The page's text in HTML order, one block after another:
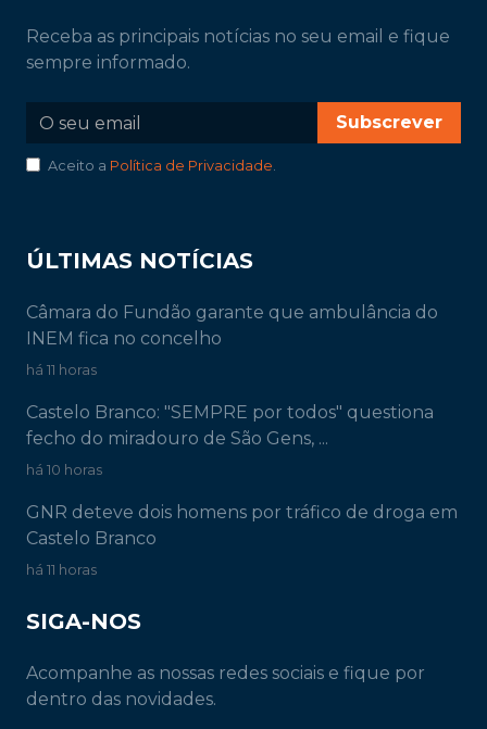
Receba as principais notícias no seu email e fique
sempre informado.
Subscrever
Aceito a Política de Privacidade.
ÚLTIMAS NOTÍCIAS
Câmara do Fundão garante que ambulância do
INEM fica no concelho
há 11 horas
Castelo Branco: "SEMPRE por todos" questiona
fecho do miradouro de São Gens, ...
há 10 horas
GNR deteve dois homens por tráfico de droga em
Castelo Branco
há 11 horas
SIGA-NOS
Acompanhe as nossas redes sociais e fique por
dentro das novidades.